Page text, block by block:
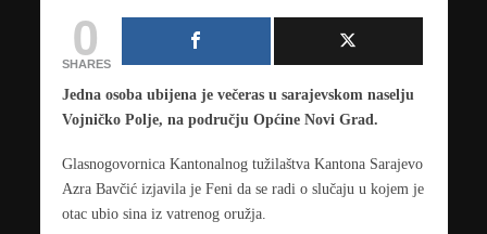
0
SHARES
Jedna osoba ubijena je večeras u sarajevskom naselju
Vojničko Polje, na području Općine Novi Grad.
Glasnogovornica Kantonalnog tužilaštva Kantona Sarajevo
Azra Bavčić izjavila je Feni da se radi o slučaju u kojem je
otac ubio sina iz vatrenog oružja.